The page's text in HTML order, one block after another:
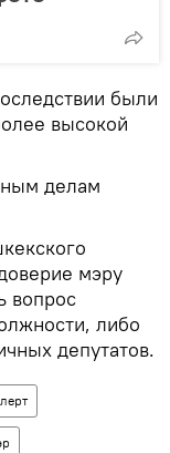
были
высокой
делам
мэру
вопрос
либо
депутатов.